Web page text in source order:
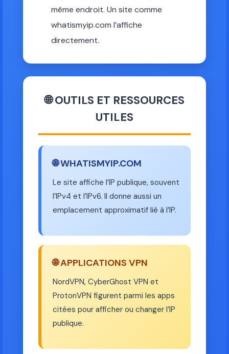
même endroit. Un site comme
whatismyip.com l’affiche
directement.
🌐 OUTILS ET RESSOURCES
UTILES
🌐 WHATISMYIP.COM
Le site affiche l’IP publique, souvent
l’IPv4 et l’IPv6. Il donne aussi un
emplacement approximatif lié à l’IP.
🌐 APPLICATIONS VPN
NordVPN, CyberGhost VPN et
ProtonVPN figurent parmi les apps
citées pour afficher ou changer l’IP
publique.